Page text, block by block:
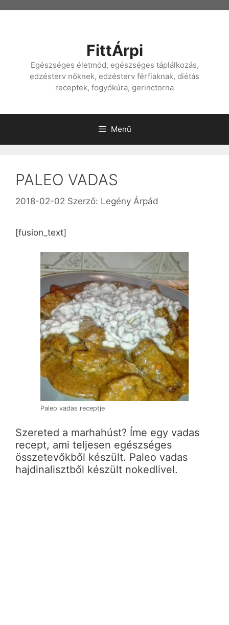
FittÁrpi
Egészséges életmód, egészséges táplálkozás,
edzésterv nőknek, edzésterv férfiaknak, diétás
receptek, fogyókúra, gerinctorna
Menü
PALEO VADAS
2018-02-02 Szerző: Legény Árpád
[fusion_text]
Paleo vadas receptje
Szereted a marhahúst? Íme egy vadas
recept, ami teljesen egészséges
összetevőkből készült. Paleo vadas
hajdinalisztből készült nokedlivel.